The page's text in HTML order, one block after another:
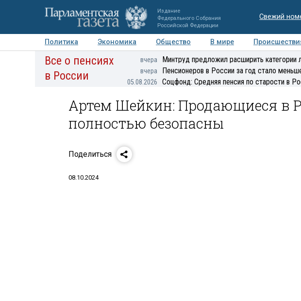
Издание
Федерального Собрания
Российской Федерации
Свежий
Политика Экономика Общество В мире
Авторы Персоны Мнения Регионы Медиацентр
Все о пенсиях
в России
вчера Минтруд предложил расширить
вчера Пенсионеров в России за год стало
05.08.2026 Соцфонд: Средняя пенсия по старости в
Артем Шейкин: Продающиеся в
полностью безопасны
Поделиться
08.10.2024